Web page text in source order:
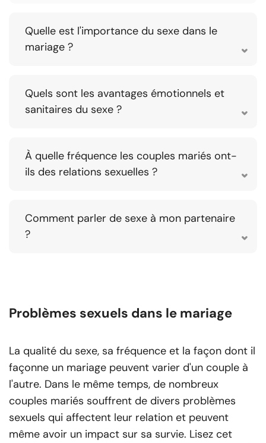
Quelle est l'importance du sexe dans le
mariage ?
Quels sont les avantages émotionnels et
sanitaires du sexe ?
À quelle fréquence les couples mariés ont-
ils des relations sexuelles ?
Comment parler de sexe à mon partenaire
?
Problèmes sexuels dans le mariage
La qualité du sexe, sa fréquence et la façon dont il
façonne un mariage peuvent varier d'un couple à
l'autre. Dans le même temps, de nombreux
couples mariés souffrent de divers problèmes
sexuels qui affectent leur relation et peuvent
même avoir un impact sur sa survie. Lisez cet